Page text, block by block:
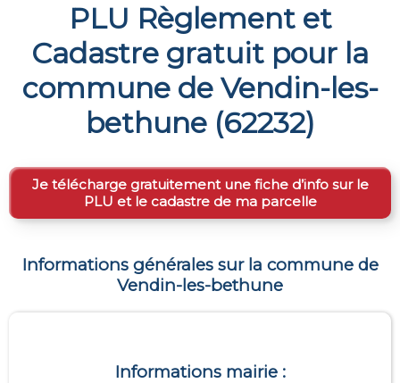
PLU Règlement et
Cadastre gratuit pour la
commune de Vendin-les-
bethune(62232)
Je télécharge gratuitement une fiche d’info sur le
PLU et le cadastre de ma parcelle
Informations générales sur la commune de
Vendin-les-bethune
Informations mairie :